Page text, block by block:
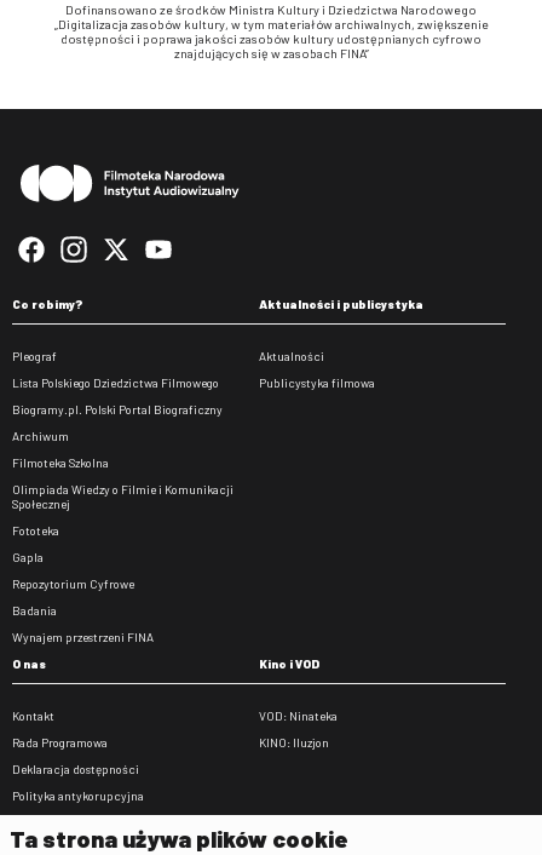
Dofinansowano ze środków Ministra Kultury i Dziedzictwa Narodowego
„Digitalizacja zasobów kultury, w tym materiałów archiwalnych, zwiększenie
dostępności i poprawa jakości zasobów kultury udostępnianych cyfrowo
znajdujących się w zasobach FINA”
Co robimy?
Pleograf
Lista Polskiego Dziedzictwa Filmowego
Biogramy.pl. Polski Portal Biograficzny
Archiwum
Filmoteka Szkolna
Olimpiada Wiedzy o Filmie i Komunikacji
Społecznej
Fototeka
Gapla
Repozytorium Cyfrowe
Badania
Wynajem przestrzeni FINA
Aktualności i publicystyka
Aktualności
Publicystyka filmowa
O nas
Kontakt
Rada Programowa
Deklaracja dostępności
Polityka antykorupcyjna
Zamówienia publiczne
Kino i VOD
VOD: Ninateka
KINO: Iluzjon
Ta strona używa plików cookie